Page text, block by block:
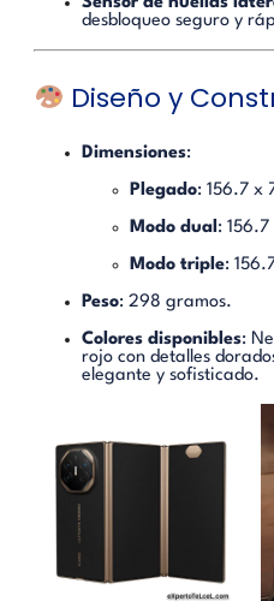
desbloqueo seguro y
Diseño y
Dimensiones:
Plegado: 156.7 x
Modo dual :
Modo triple:
Peso: 298 gramos.
Colores disponibles:
rojo con detalles
elegante y sofisticado.